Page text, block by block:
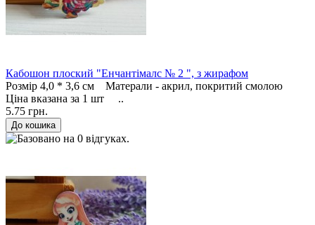
Кабошон плоский "Енчантімалс № 2 ", з жирафом
Розмір 4,0 * 3,6 см Матерали - акрил, покритий смолою
Ціна вказана за 1 шт ..
5.75 грн.